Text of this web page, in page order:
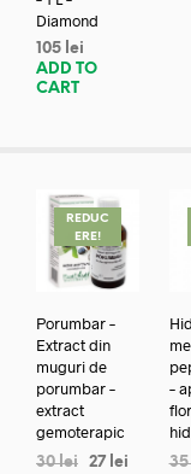
Diamond
105 lei
ADD TO
CART
REDUC
ERE!
Porumbar –
Extract din
muguri de
porumbar –
extract
gemoterapic
30lei 27 lei
–
35